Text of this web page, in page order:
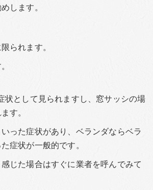
します。
られます。
として見られますし、窓サッシの場
す。
った症状があり、ベランダならベラ
症状が一般的です。
じた場合はすぐに業者を呼んでみて